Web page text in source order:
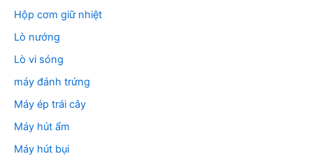
Hộp cơm giữ nhiệt
Lò nướng
Lò vi sóng
máy đánh trứng
Máy ép trái cây
Máy hút ẩm
Máy hút bụi